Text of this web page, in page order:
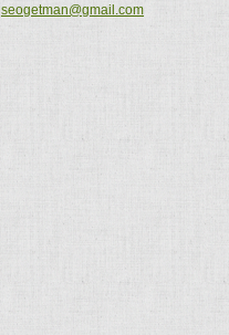
seogetman@gmail.com